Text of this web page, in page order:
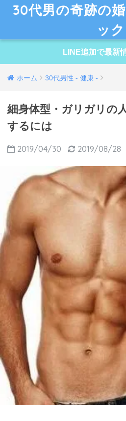
30代男の奇跡の
ック
LINE追加で最新
ホーム 30代男性 - 健康 -
細身体型・ガリガリの
するには
2019/04/30 2019/08/28